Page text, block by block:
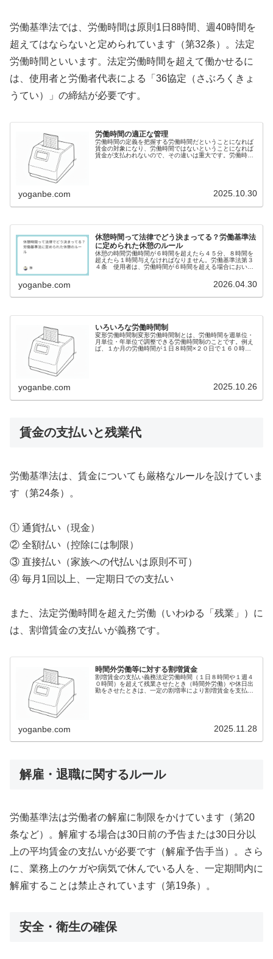
労働基準法では、労働時間は原則1日8時間、週40時間を
超えてはならないと定められています（第32条）。法定
労働時間といいます。法定労働時間を超えて働かせるに
は、使用者と労働者代表による「36協定（さぶろくきょ
うてい）」の締結が必要です。
労働時間の適正な管理
労働時間の定義を把握する労働時間だということになれば
賃金の対象になり、労働時間ではないということになれば
賃金が支払われないので、その違いは重大です。労働時間
yoganbe.com 2025.10.30
休憩時間って法律でどう決まってる？労働基準法
に定められた休憩のルール
休憩の時間労働時間が６時間を超えたら４５分、８時間を
超えたら１時間与えなければなりません。労働基準法第３
４条 使用者は、労働時間が６時間を超える場合において
yoganbe.com 2026.04.30
いろいろな労働時間制
変形労働時間制変形労働時間制とは、労働時間を週単位・
月単位・年単位で調整できる労働時間制のことです。例え
ば、１か月の労働時間が１日８時間×２０日で１６０時間
yoganbe.com 2025.10.26
賃金の支払いと残業代
労働基準法は、賃金についても厳格なルールを設けていま
す（第24条）。
① 通貨払い（現金）
② 全額払い（控除には制限）
③ 直接払い（家族への代払いは原則不可）
④ 毎月1回以上、一定期日での支払い
また、法定労働時間を超えた労働（いわゆる「残業」）に
は、割増賃金の支払いが義務です。
時間外労働等に対する割増賃金
割増賃金の支払い義務法定労働時間（１日８時間や１週４
０時間）を超えて残業させたとき（時間外労働）や休日出
勤をさせたときは、一定の割増率により割増賃金を支払う
yoganbe.com 2025.11.28
解雇・退職に関するルール
労働基準法は労働者の解雇に制限をかけています（第20
条など）。解雇する場合は30日前の予告または30日分以
上の平均賃金の支払いが必要です（解雇予告手当）。さら
に、業務上のケガや病気で休んでいる人を、一定期間内に
解雇することは禁止されています（第19条）。
安全・衛生の確保